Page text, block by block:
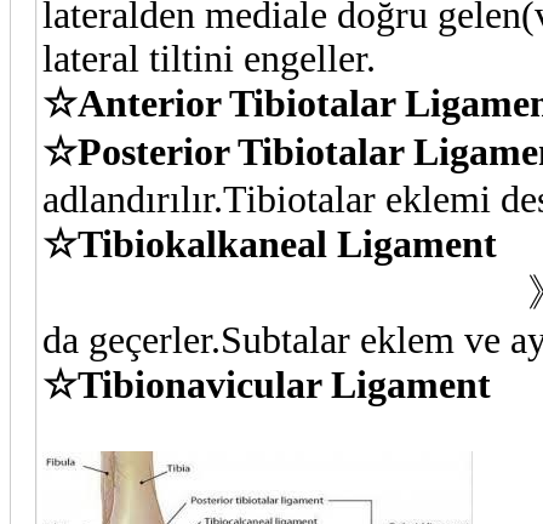
lateralden mediale doğru
lateral tiltini engeller.
☆Anterior Tibiotalar
☆Posterior Tibiotalar
adlandırılır.Tibiotalar eklemi
☆Tibiokalkaneal Ligament
》Bu iki
da geçerler.Subtalar eklem ve
☆Tibionavicular Ligament